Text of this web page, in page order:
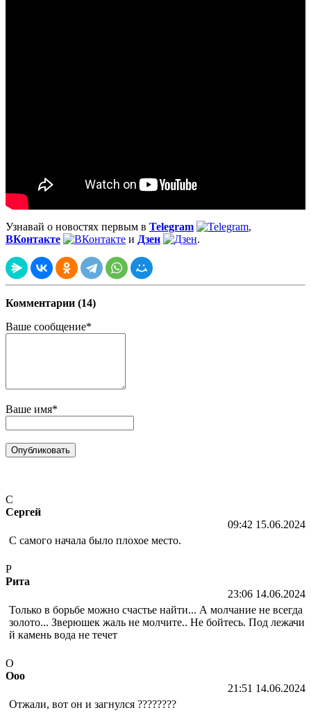
Узнавай о новостях первым в Telegram
,
ВКонтакте
и Дзен .
Комментарии (14)
Ваше сообщение*
Ваше имя*
С
Сергей
09:42 15.06.2024
С самого начала было плохое место.
Р
Рита
23:06 14.06.2024
Только в борьбе можно счастье найти... А молчание не всегда
золото... Зверюшек жаль не молчите.. Не бойтесь. Под лежачи
й камень вода не течет
О
Ооо
21:51 14.06.2024
Отжали, вот он и загнулся ????????